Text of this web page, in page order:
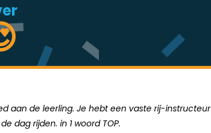
aan de leerling. Je hebt een vaste rij-instructeur
dag rijden. in 1 woord TOP.